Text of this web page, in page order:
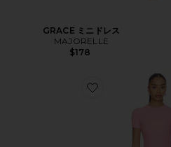
GRACE ミニドレス
MAJORELLE
$178